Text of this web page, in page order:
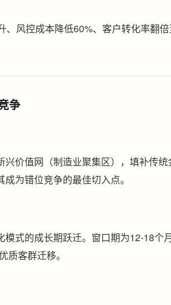
风控成本降低60%、客户转化率翻
争
价值网（制造业聚集区），填补传
为错位竞争的最佳切入点。
式的成长期跃迁。窗口期为12-18个
质客群迁移。